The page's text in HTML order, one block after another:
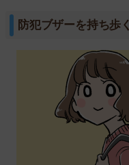
防犯ブザーを持ち歩く